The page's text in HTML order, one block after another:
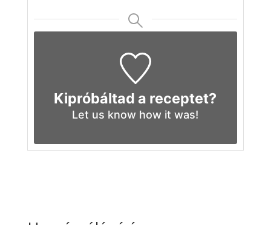
Kipróbáltad a receptet?
Let us know how it was!